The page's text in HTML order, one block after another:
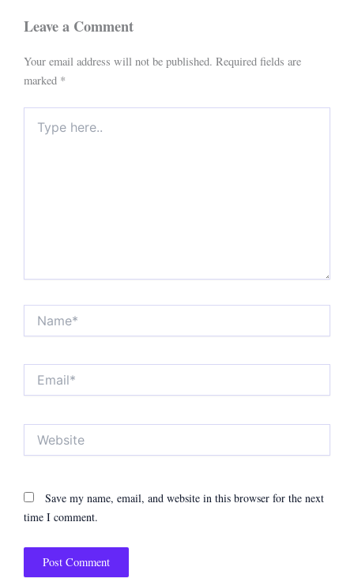
Leave a Comment
Your email address will not be published. Required fields are
marked *
here..
Save my name, email, and website in this browser for the next
time I comment.